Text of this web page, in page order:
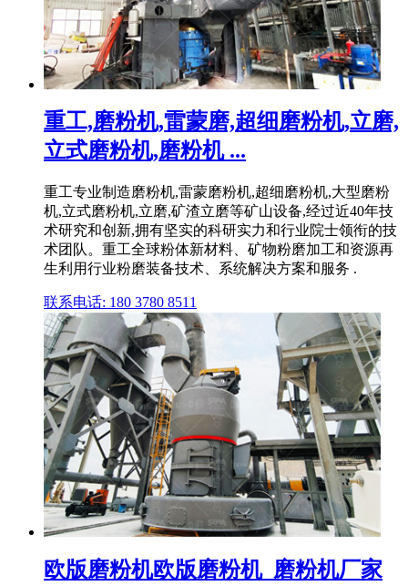
重工,磨粉机,雷蒙磨,超细磨粉机,立磨,
立式磨粉机,磨粉机 ...
重工专业制造磨粉机,雷蒙磨粉机,超细磨粉机,大型磨粉
机,立式磨粉机,立磨,矿渣立磨等矿山设备,经过近40年技
术研究和创新,拥有坚实的科研实力和行业院士领衔的技
术团队。重工全球粉体新材料、矿物粉磨加工和资源再
生利用行业粉磨装备技术、系统解决方案和服务 .
联系电话: 180 3780 8511
欧版磨粉机欧版磨粉机_磨粉机厂家